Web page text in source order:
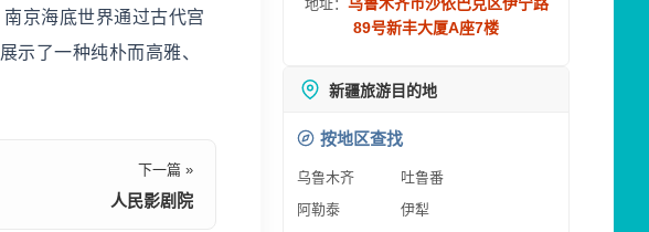
京海底世界通过古代宫
示了一种纯朴而高雅、
下一篇 »
人民影剧院
地址：
89号新丰大厦A座7楼
新疆旅游目的地
按地区查找
乌鲁木齐
吐鲁番
阿勒泰
伊犁